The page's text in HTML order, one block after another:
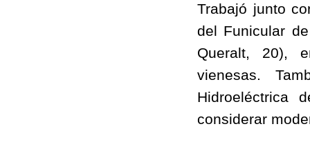
Trabajó junto
del Funicular
Queralt, 20),
vienesas.
Hidroeléctrica
considerar